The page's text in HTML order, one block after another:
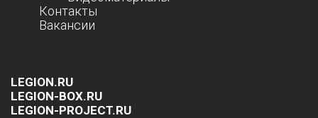
Контакты
Вакансии
LEGION.RU
LEGION-BOX.RU
LEGION-PROJECT.RU